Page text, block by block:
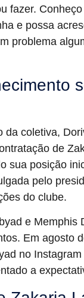
fazer.
e possa
problema
da coletiva,
de
sua posição
pelo
do clube.
e Memphis
Em agosto
no
a